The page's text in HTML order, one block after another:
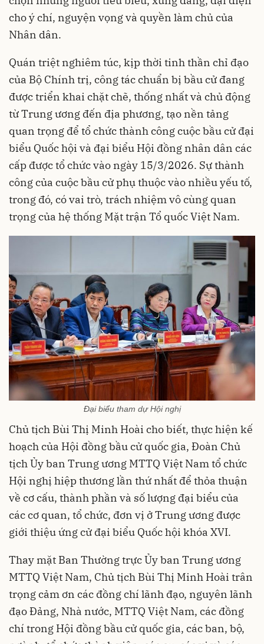
cho ý chí, nguyện vọng và quyền làm chủ của
Nhân dân.
Quán triệt nghiêm túc, kịp thời tinh thần chỉ đạo
của Bộ Chính trị, công tác chuẩn bị bầu cử đang
được triển khai chặt chẽ, thống nhất và chủ động
từ Trung ương đến địa phương, tạo nền tảng
quan trọng để tổ chức thành công cuộc bầu cử đại
biểu Quốc hội và đại biểu Hội đồng nhân dân các
cấp được tổ chức vào ngày 15/3/2026. Sự thành
công của cuộc bầu cử phụ thuộc vào nhiều yếu tố,
trong đó, có vai trò, trách nhiệm vô cùng quan
trọng của hệ thống Mặt trận Tổ quốc Việt Nam.
Đại biểu tham dự Hội nghị
Chủ tịch Bùi Thị Minh Hoài cho biết, thực hiện kế
hoạch của Hội đồng bầu cử quốc gia, Đoàn Chủ
tịch Ủy ban Trung ương MTTQ Việt Nam tổ chức
Hội nghị hiệp thương lần thứ nhất để thỏa thuận
về cơ cấu, thành phần và số lượng đại biểu của
các cơ quan, tổ chức, đơn vị ở Trung ương được
giới thiệu ứng cử đại biểu Quốc hội khóa XVI.
Thay mặt Ban Thường trực Ủy ban Trung ương
MTTQ Việt Nam, Chủ tịch Bùi Thị Minh Hoài trân
trọng cảm ơn các đồng chí lãnh đạo, nguyên lãnh
đạo Đảng, Nhà nước, MTTQ Việt Nam, các đồng
chí trong Hội đồng bầu cử quốc gia, các ban, bộ,